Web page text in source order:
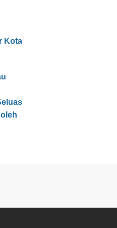
Kota